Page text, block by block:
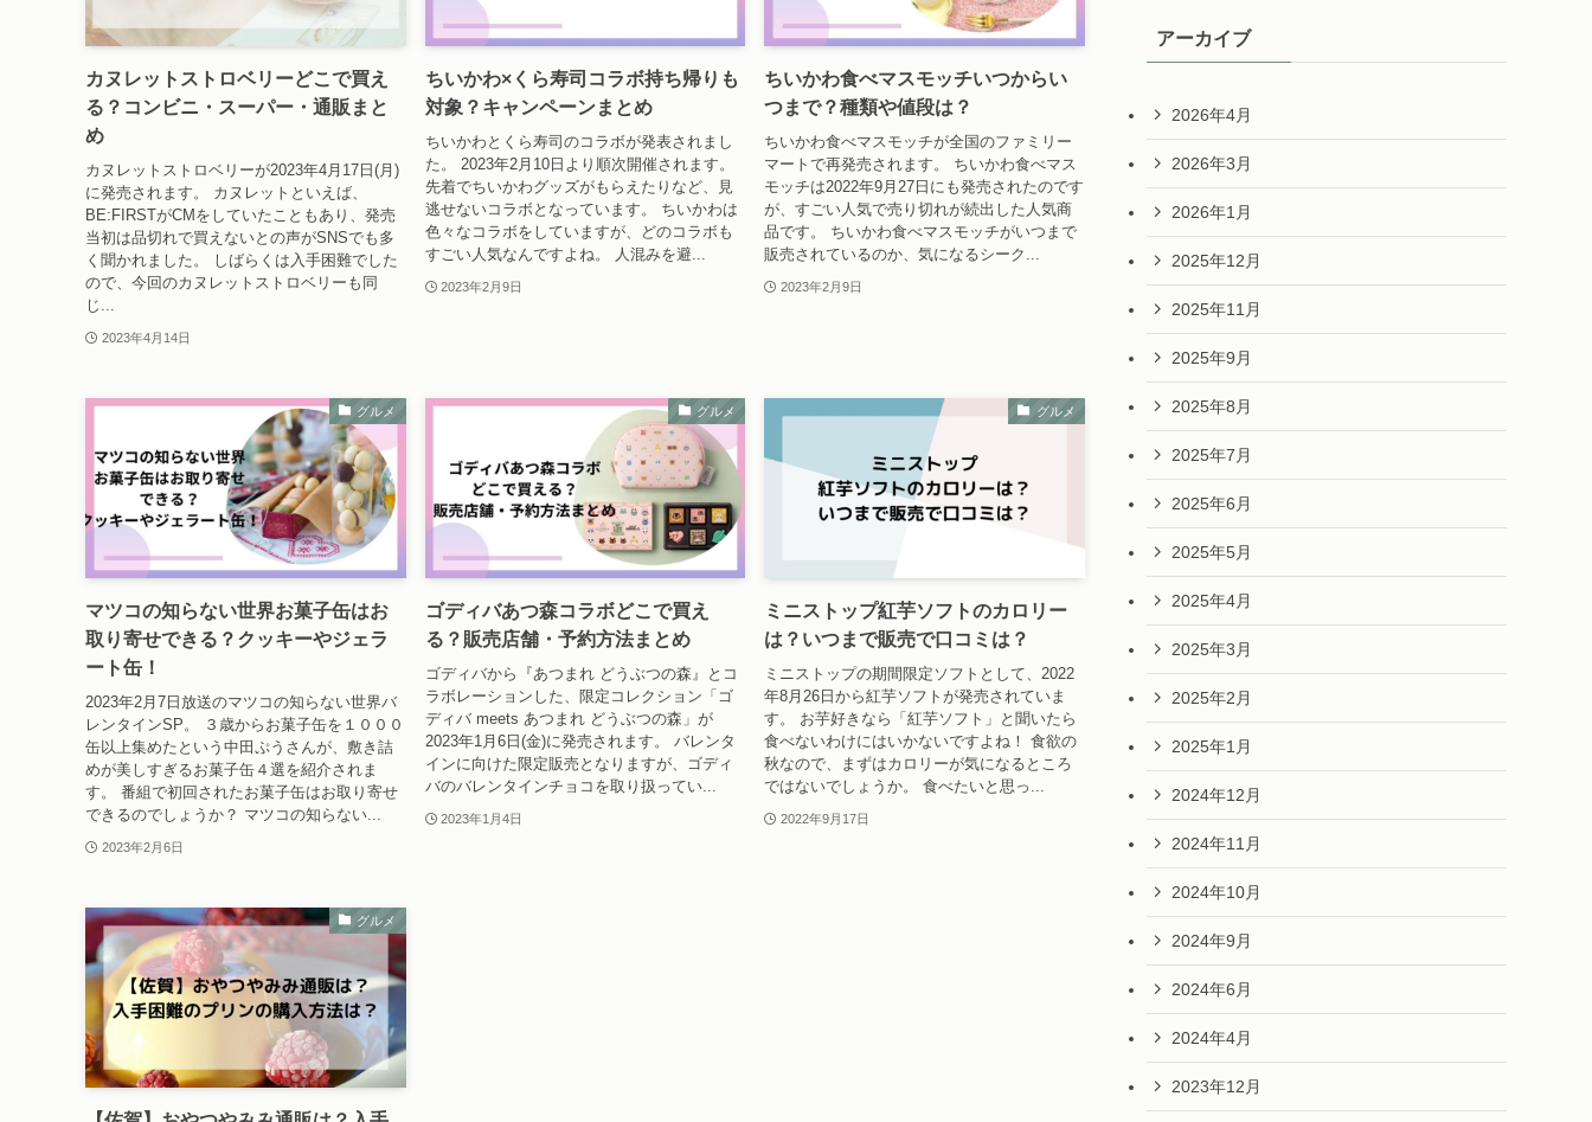
カヌレットストロベリーどこで買え
る？コンビニ・スーパー・通販まと
め
カヌレットストロベリーが2023年4月17日(月)
に発売されます。 カヌレットといえば、
BE:FIRSTがCMをしていたこともあり、発売
当初は品切れで買えないとの声がSNSでも多
く聞かれました。 しばらくは入手困難でした
ので、今回のカヌレットストロベリーも同
じ...
2023年4月14日
ちいかわ×くら寿司コラボ持ち帰りも
対象？キャンペーンまとめ
ちいかわとくら寿司のコラボが発表されまし
た。 2023年2月10日より順次開催されます。
先着でちいかわグッズがもらえたりなど、見
逃せないコラボとなっています。 ちいかわは
色々なコラボをしていますが、どのコラボも
すごい人気なんですよね。 人混みを避...
2023年2月9日
ちいかわ食べマスモッチいつからい
つまで？種類や値段は？
ちいかわ食べマスモッチが全国のファミリー
マートで再発売されます。 ちいかわ食べマス
モッチは2022年9月27日にも発売されたのです
が、すごい人気で売り切れが続出した人気商
品です。 ちいかわ食べマスモッチがいつまで
販売されているのか、気になるシーク...
2023年2月9日
グルメ
マツコの知らない世界お菓子缶はお
取り寄せできる？クッキーやジェラ
ート缶！
2023年2月7日放送のマツコの知らない世界バ
レンタインSP。 ３歳からお菓子缶を１０００
缶以上集めたという中田ぷうさんが、敷き詰
めが美しすぎるお菓子缶４選を紹介されま
す。 番組で初回されたお菓子缶はお取り寄せ
できるのでしょうか？ マツコの知らない...
2023年2月6日
グルメ
ゴディバあつ森コラボどこで買え
る？販売店舗・予約方法まとめ
ゴディバから『あつまれ どうぶつの森』とコ
ラボレーションした、限定コレクション「ゴ
ディバ meets あつまれ どうぶつの森」が
2023年1月6日(金)に発売されます。 バレンタ
インに向けた限定販売となりますが、ゴディ
バのバレンタインチョコを取り扱ってい...
2023年1月4日
グルメ
ミニストップ紅芋ソフトのカロリー
は？いつまで販売で口コミは？
ミニストップの期間限定ソフトとして、2022
年8月26日から紅芋ソフトが発売されていま
す。 お芋好きなら「紅芋ソフト」と聞いたら
食べないわけにはいかないですよね！ 食欲の
秋なので、まずはカロリーが気になるところ
ではないでしょうか。 食べたいと思っ...
2022年9月17日
グルメ
アーカイブ
2026年4月
2026年3月
2026年1月
2025年12月
2025年11月
2025年9月
2025年8月
2025年7月
2025年6月
2025年5月
2025年4月
2025年3月
2025年2月
2025年1月
2024年12月
2024年11月
2024年10月
2024年9月
2024年6月
2024年4月
2023年12月